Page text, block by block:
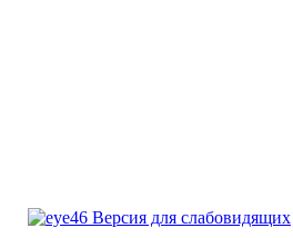
Версия для слабовидящих